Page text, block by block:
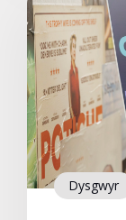
Dysgwyr